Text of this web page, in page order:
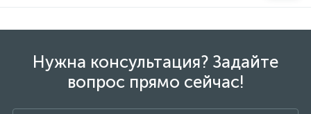
Нужна консультация? Задайте
вопрос прямо сейчас!